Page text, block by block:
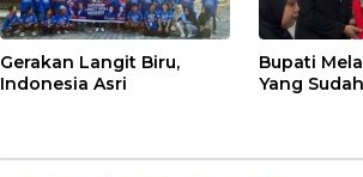
Gerakan Langit Biru,
Indonesia Asri
Bupati
Yang